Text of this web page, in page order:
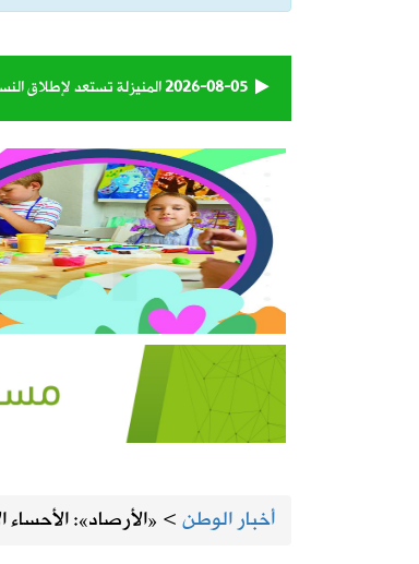
2026-08-05المنيزلة تستعد لإطلاق النسخة الـ28 من حملة التبرع بالدم «بدمي أفديك»
2026-08-05الجامعة السعودية الإلكترونية
2026-08-05130 كاميرا ذكية تراقب شبكة الطرق على مدار الساعة
2026-08-05 إطلاق تحدي ابتكار أفضل
2026-08-05طقس المملكة الأربعاء..
2026-08-04 بالفيديو | الأستاذ أحمد
أخبار الوطن> «الأرصاد»: الأحساء الأعلى حرارة